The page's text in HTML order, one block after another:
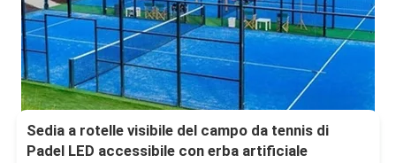
Sedia a rotelle visibile del campo da tennis di
Padel LED accessibile con erba artificiale